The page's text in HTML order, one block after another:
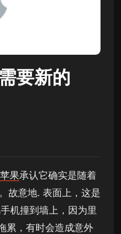
要新的
苹果承认它确实是随着
故意地. 表面上，这是
机撞到墙上，因为里
累，有时会造成意外